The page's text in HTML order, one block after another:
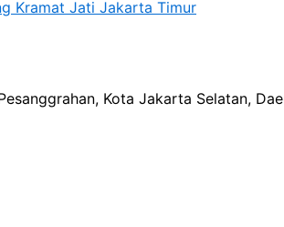
Kramat Jati Jakarta Timur
Kota Jakarta Selatan,